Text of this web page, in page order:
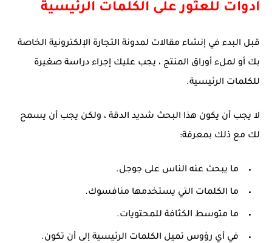
أدوات للعثور على الكلمات الرئيسية
قبل البدء في إنشاء مقالات لمدونة التجارة الإلكترونية الخاصة
بك أو لملء أوراق المنتج ، يجب عليك إجراء دراسة صغيرة
للكلمات الرئيسية.
لا يجب أن يكون هذا البحث شديد الدقة ، ولكن يجب أن يسمح
لك مع ذلك بمعرفة:
ما يبحث عنه الناس على جوجل.
ما الكلمات التي يستخدمها منافسوك.
ما متوسط ​​الكثافة للمحتويات.
في أي رؤوس تميل الكلمات الرئيسية إلى أن تكون.